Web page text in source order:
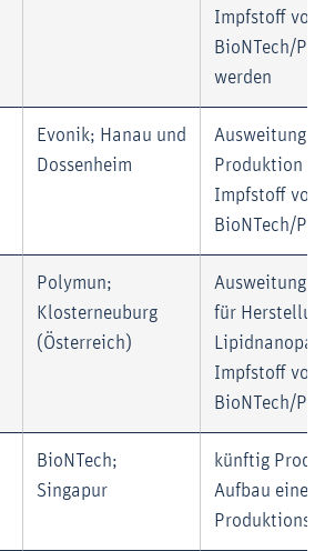
Impfstoff von
BioNTech/
werden
Externer-Link (Öffnet im neuen Fenster)
Evonik; Hanau und
Dossenheim
Ausweitung
Produktion
Impfstoff von
BioNTech/
Externer-Link (Öffnet im neuen Fenster)
Polymun;
Klosterneuburg
(Österreich)
Ausweitung
für
Impfstoff von
BioNTech/
Externer-Link (Öffnet im neuen Fenster)
BioNTech;
Singapur
künftig
Aufbau einer